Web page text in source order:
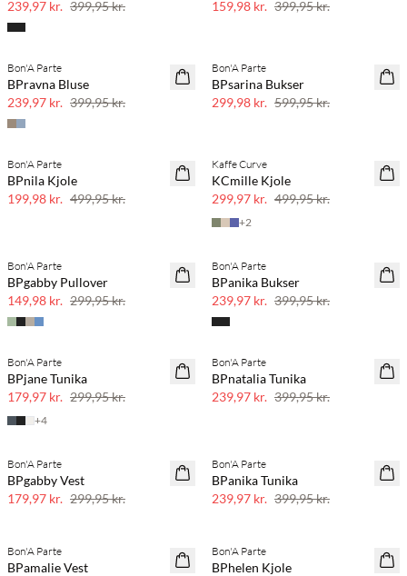
239,97 kr. 399,95 kr. 159,98 kr. 399,95 kr.
40% rabat
Bon'A Parte
BPravna Bluse
239,97 kr. 399,95 kr.
50% rabat
Bon'A Parte
BPsarina Bukser
299,98 kr. 599,95 kr.
SAVE20
60% rabat
Bon'A Parte
BPnila Kjole
199,98 kr. 499,95 kr.
40% rabat
Kaffe Curve
KCmille Kjole
299,97 kr. 499,95 kr.
+2
50% rabat
Bon'A Parte
BPgabby Pullover
149,98 kr. 299,95 kr.
40% rabat
Bon'A Parte
BPanika Bukser
239,97 kr. 399,95 kr.
40% rabat
Bon'A Parte
BPjane Tunika
179,97 kr. 299,95 kr.
+4
40% rabat
Bon'A Parte
BPnatalia Tunika
239,97 kr. 399,95 kr.
40% rabat
Bon'A Parte
BPgabby Vest
179,97 kr. 299,95 kr.
40% rabat
Bon'A Parte
BPanika Tunika
239,97 kr. 399,95 kr.
50% rabat
Bon'A Parte
BPamalie Vest
SAVE20
Bon'A Parte
BPhelen Kjole